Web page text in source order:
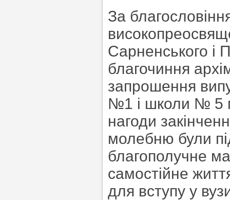
За
Сарненського і
благочиння
запрошення
№1 і школи № 5
нагоди
молебню були
благополучне
самостійне
для вступу у